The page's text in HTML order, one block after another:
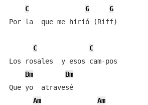
C
G
G
Por la  que me hirió (Riff)
C
C
Los rosales  y esos cam-pos
Bm
Bm
Que yo  atravesé
Am
Am